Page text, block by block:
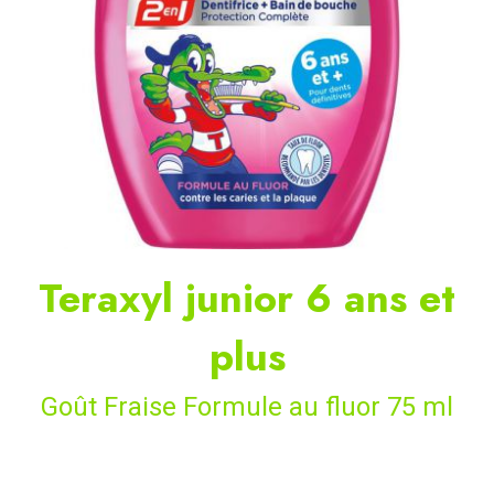
Teraxyl junior 6 ans et
plus
Goût Fraise Formule au fluor 75 ml